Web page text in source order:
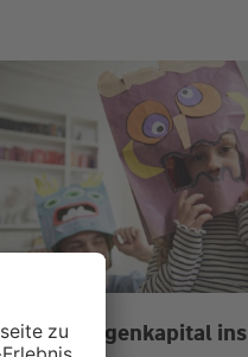
mehr Eigenkapital ins